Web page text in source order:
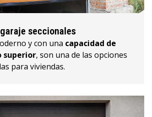
seccionales
y con una capacidad de
superior, son una de las opciones
para viviendas.